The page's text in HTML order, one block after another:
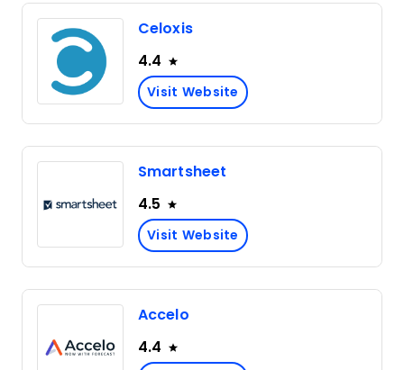
Celoxis
4.4
Visit Website
Smartsheet
4.5
Visit Website
Accelo
4.4